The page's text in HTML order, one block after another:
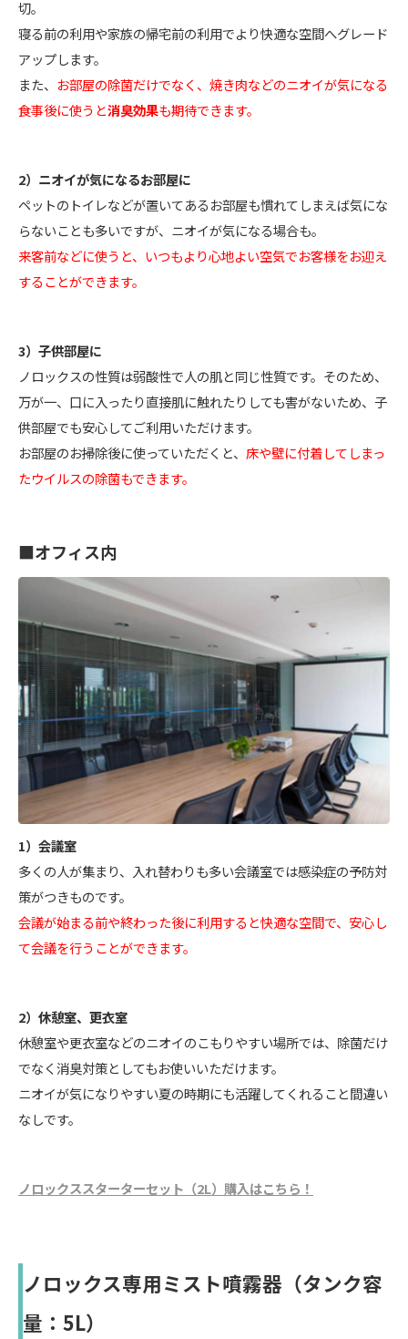
切。
寝る前の利用や家族の帰宅前の利用でより快適な空間へグレード
アップします。
また、 お部屋の除菌だけでなく、焼き肉などのニオイが気になる
食事後に使うと消臭効果も期待できます。
2）ニオイが気になるお部屋に
ペットのトイレなどが置いてあるお部屋も慣れてしまえば気にな
らないことも多いですが、ニオイが気になる場合も。
来客前などに使うと、いつもより心地よい空気でお客様をお迎え
することができます。
3）子供部屋に
ノロックスの性質は弱酸性で人の肌と同じ性質です。そのため、
万が一、口に入ったり直接肌に触れたりしても害がないため、子
供部屋でも安心してご利用いただけます。
お部屋のお掃除後に使っていただくと、 床や壁に付着してしまっ
たウイルスの除菌もできます。
■オフィス内
1）会議室
多くの人が集まり、入れ替わりも多い会議室では感染症の予防対
策がつきものです。
会議が始まる前や終わった後に利用すると快適な空間で、安心し
て会議を行うことができます。
2）休憩室、更衣室
休憩室や更衣室などのニオイのこもりやすい場所では、除菌だけ
でなく消臭対策としてもお使いいただけます。
ニオイが気になりやすい夏の時期にも活躍してくれること間違い
なしです。
ノロックススターターセット（2L）購入はこちら！
ノロックス専用ミスト噴霧器（タンク容
量：5L）